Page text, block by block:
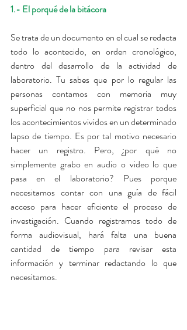
1.- El porqué de la bitácora
Se trata de un documento en el cual se redacta
todo lo acontecido, en orden cronológico,
dentro del desarrollo de la actividad de
laboratorio. Tu sabes que por lo regular las
personas contamos con memoria muy
superficial que no nos permite registrar todos
los acontecimientos vividos en un determinado
lapso de tiempo. Es por tal motivo necesario
hacer un registro. Pero, ¿por qué no
simplemente grabo en audio o video lo que
pasa en el laboratorio? Pues porque
necesitamos contar con una guía de fácil
acceso para hacer eficiente el proceso de
investigación. Cuando registramos todo de
forma audiovisual, hará falta una buena
cantidad de tiempo para revisar esta
información y terminar redactando lo que
necesitamos.